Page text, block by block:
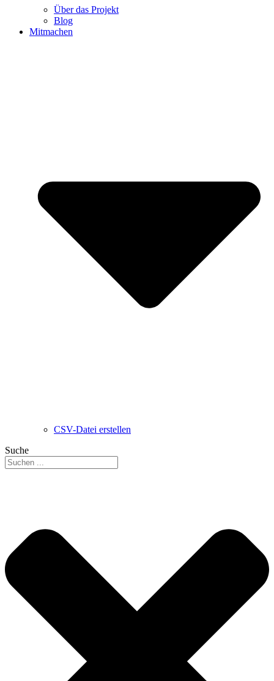
Über das Projekt
Blog
Mitmachen
CSV-Datei erstellen
Suche